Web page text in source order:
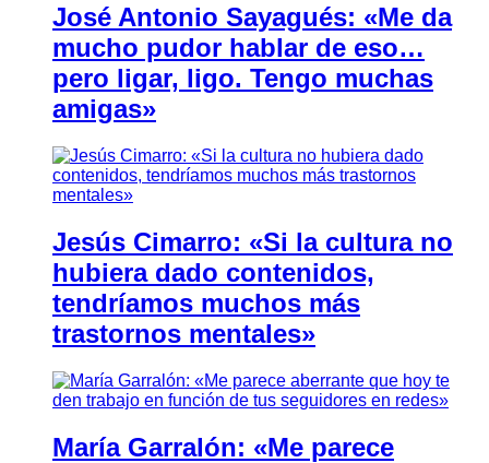
José Antonio Sayagués: «Me da
mucho pudor hablar de eso…
pero ligar, ligo. Tengo muchas
amigas»
Jesús Cimarro: «Si la cultura no
hubiera dado contenidos,
tendríamos muchos más
trastornos mentales»
María Garralón: «Me parece